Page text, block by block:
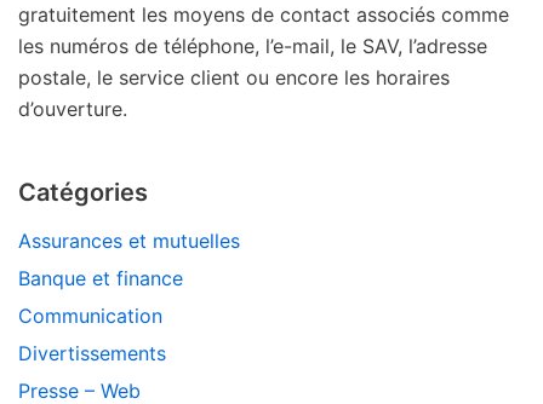
gratuitement les moyens de contact associés comme
les numéros de téléphone, l’e-mail, le SAV, l’adresse
postale, le service client ou encore les horaires
d’ouverture.
Catégories
Assurances et mutuelles
Banque et finance
Communication
Divertissements
Presse – Web